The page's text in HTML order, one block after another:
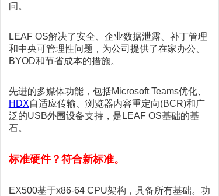
问。
LEAF OS解决了安全、企业数据泄露、补丁管理
和中央可管理性问题，为公司提供了在家办公、
BYOD和节省成本的措施。
先进的多媒体功能，包括Microsoft Teams优化、
HDX自适应传输、浏览器内容重定向(BCR)和广
泛的USB外围设备支持，是LEAF OS基础的基
石。
标准硬件？符合新标准。
EX500基于x86-64 CPU架构，具备所有基础。功